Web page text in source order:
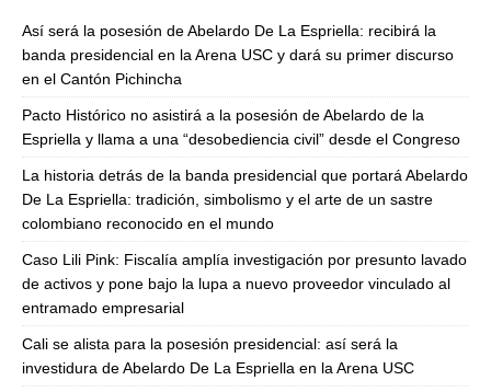
Así será la posesión de Abelardo De La Espriella: recibirá la
banda presidencial en la Arena USC y dará su primer discurso
en el Cantón Pichincha
Pacto Histórico no asistirá a la posesión de Abelardo de la
Espriella y llama a una “desobediencia civil” desde el Congreso
La historia detrás de la banda presidencial que portará Abelardo
De La Espriella: tradición, simbolismo y el arte de un sastre
colombiano reconocido en el mundo
Caso Lili Pink: Fiscalía amplía investigación por presunto lavado
de activos y pone bajo la lupa a nuevo proveedor vinculado al
entramado empresarial
Cali se alista para la posesión presidencial: así será la
investidura de Abelardo De La Espriella en la Arena USC